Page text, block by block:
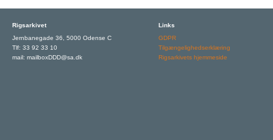
Rigsarkivet
Jernbanegade 36, 5000 Odense C
Tlf: 33 92 33 10
mail: mailboxDDD@sa.dk
Links
GDPR
Tilgængelighedserklæring
Rigsarkivets hjemmeside